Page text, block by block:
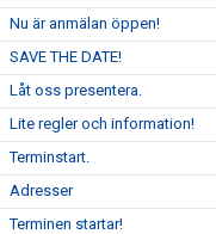
Nu är anmälan öppen!
SAVE THE DATE!
Låt oss presentera.
Lite regler och information!
Terminstart.
Adresser
Terminen startar!